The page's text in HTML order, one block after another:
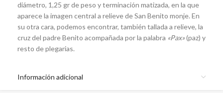
diámetro, 1,25 gr de peso y terminación matizada, en la que
aparece la imagen central a relieve de San Benito monje. En
su otra cara, podemos encontrar, también tallada a relieve, la
cruz del padre Benito acompañada por la palabra «Pax»(paz) y
resto de plegarias.
Información adicional